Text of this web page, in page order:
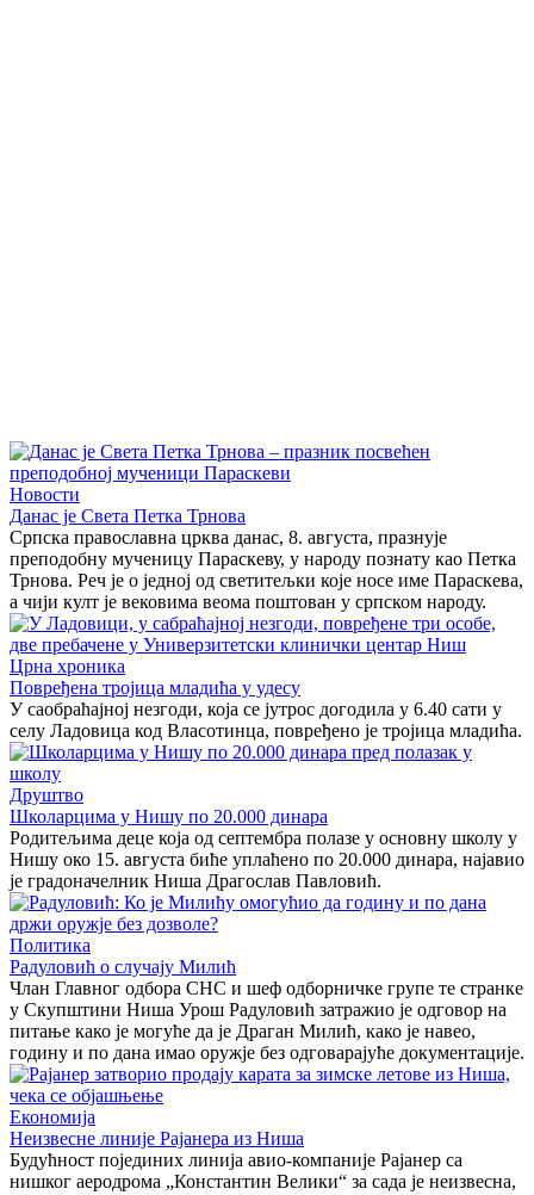
Новости
Данас је Света Петка Трнова
Српска православна црква данас, 8. августа, празнује
преподобну мученицу Параскеву, у народу познату као Петка
Трнова. Реч је о једној од светитељки које носе име Параскева,
а чији култ је вековима веома поштован у српском народу.
Црна хроника
Повређена тројица младића у удесу
У саобраћајној незгоди, која се јутрос догодила у 6.40 сати у
селу Ладовица код Власотинца, повређено је тројица младића.
Друштво
Школарцима у Нишу по 20.000 динара
Родитељима деце која од септембра полазе у основну школу у
Нишу око 15. августа биће уплаћено по 20.000 динара, најавио
је градоначелник Ниша Драгослав Павловић.
Политика
Радуловић о случају Милић
Члан Главног одбора СНС и шеф одборничке групе те странке
у Скупштини Ниша Урош Радуловић затражио је одговор на
питање како је могуће да је Драган Милић, како је навео,
годину и по дана имао оружје без одговарајуће документације.
Економија
Неизвесне линије Рајанера из Ниша
Будућност појединих линија авио-компаније Рајанер са
нишког аеродрома „Константин Велики“ за сада је неизвесна,